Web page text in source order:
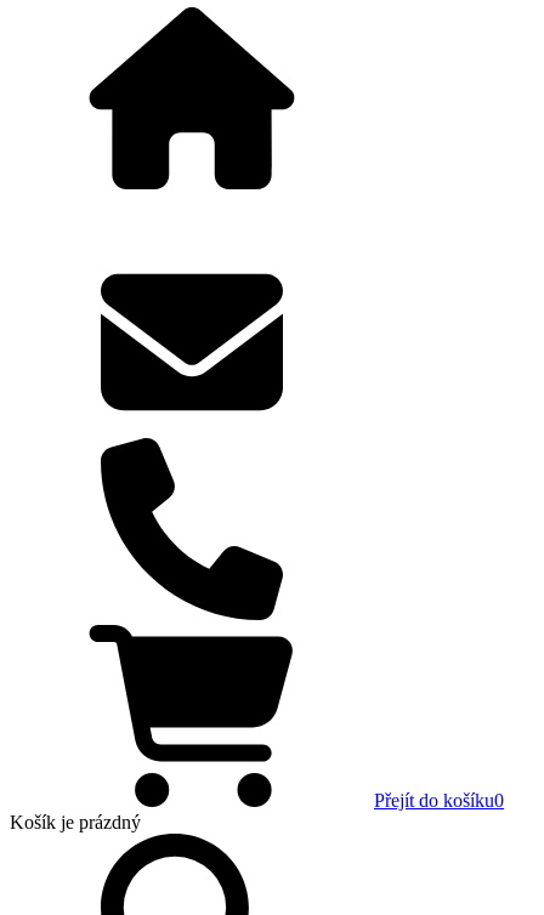
Přejít do košíku0
Košík je prázdný